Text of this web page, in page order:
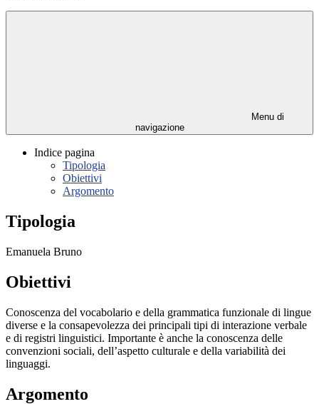
Menu di
navigazione
Indice pagina
Tipologia
Obiettivi
Argomento
Tipologia
Emanuela Bruno
Obiettivi
Conoscenza del vocabolario e della grammatica funzionale di lingue
diverse e la consapevolezza dei principali tipi di interazione verbale
e di registri linguistici. Importante è anche la conoscenza delle
convenzioni sociali, dell’aspetto culturale e della variabilità dei
linguaggi.
Argomento